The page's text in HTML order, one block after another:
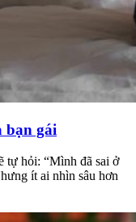
bạn gái
tự hỏi: “Mình đã sai ở
ít ai nhìn sâu hơn